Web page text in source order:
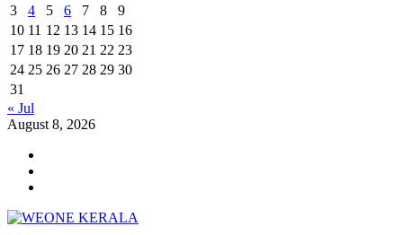
3
4 5 6 7 8
9
10 11 12 13 14 15 16
17 18 19 20 21 22 23
24 25 26 27 28 29 30
31
« Jul
August 8, 2026